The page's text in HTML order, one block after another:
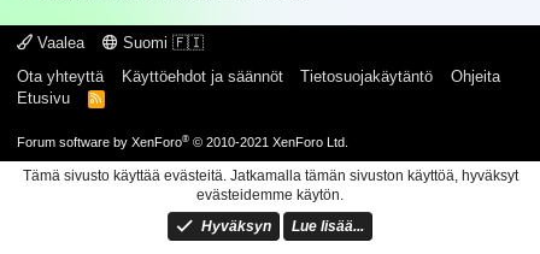
Vaalea
Suomi 🇫🇮
Ota yhteyttä
Käyttöehdot ja säännöt Tietosuojakäytäntö
Ohjeita
Etusivu
R
Forum software by XenForo® © 2010-2021 XenForo Ltd.
Tämä sivusto käyttää evästeitä. Jatkamalla tämän sivuston käyttöä, hyväksyt
evästeidemme käytön.
Hyväksyn
Lue lisää...